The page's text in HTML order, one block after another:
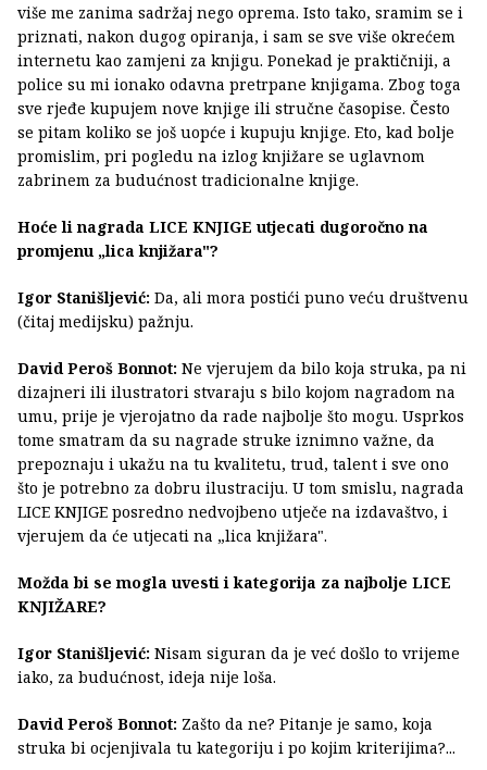
više me zanima sadržaj nego oprema. Isto tako, sramim se i
priznati, nakon dugog opiranja, i sam se sve više okrećem
internetu kao zamjeni za knjigu. Ponekad je praktičniji, a
police su mi ionako odavna pretrpane knjigama. Zbog toga
sve rjeđe kupujem nove knjige ili stručne časopise. Često
se pitam koliko se još uopće i kupuju knjige. Eto, kad bolje
promislim, pri pogledu na izlog knjižare se uglavnom
zabrinem za budućnost tradicionalne knjige.
Hoće li nagrada LICE KNJIGE utjecati dugoročno na
promjenu „lica knjižara"?
Igor Stanišljević: Da, ali mora postići puno veću društvenu
(čitaj medijsku) pažnju.
David Peroš Bonnot: Ne vjerujem da bilo koja struka, pa ni
dizajneri ili ilustratori stvaraju s bilo kojom nagradom na
umu, prije je vjerojatno da rade najbolje što mogu. Usprkos
tome smatram da su nagrade struke iznimno važne, da
prepoznaju i ukažu na tu kvalitetu, trud, talent i sve ono
što je potrebno za dobru ilustraciju. U tom smislu, nagrada
LICE KNJIGE posredno nedvojbeno utječe na izdavaštvo, i
vjerujem da će utjecati na „lica knjižara".
Možda bi se mogla uvesti i kategorija za najbolje LICE
KNJIŽARE?
Igor Stanišljević: Nisam siguran da je već došlo to vrijeme
iako, za budućnost, ideja nije loša.
David Peroš Bonnot: Zašto da ne? Pitanje je samo, koja
struka bi ocjenjivala tu kategoriju i po kojim kriterijima?...